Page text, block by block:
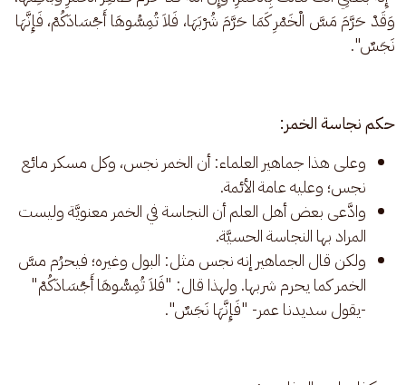
وَقَدْ حَرَّمَ مَسَّ الْخَمْرِ كَمَا حَرَّمَ شُرْبَهَا، فَلاَ تُمِسُّوهَا أَجْسَادَكُمْ، فَإِنَّهَا
نَجَسٌ".
حكم نجاسة الخمر:
وعلى هذا جماهير العلماء: أن الخمر نجس، وكل مسكر مائع
نجس؛ وعليه عامة الأئمة.
وادَّعى بعض أهل العلم أن النجاسة في الخمر معنويَّة وليست
المراد بها النجاسة الحسيَّة.
ولكن قال الجماهير إنه نجس مثل: البول وغيره؛ فيحرُم مسَّ
الخمر كما يحرم شربها. ولهذا قال: "فَلاَ تُمِسُّوهَا أَجْسَادَكُمْ"
-يقول سديدنا عمر- "فَإِنَّهَا نَجَسٌ".